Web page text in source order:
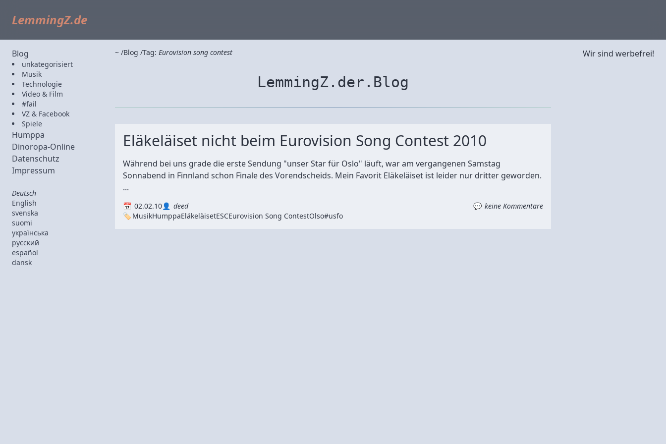
LemmingZ.de
Blog
unkategorisiert
Musik
Technologie
Video & Film
#fail
VZ & Facebook
Spiele
Humppa
Dinoropa-Online
Datenschutz
Impressum
Deutsch
English
svenska
suomi
українська
русский
español
dansk
~ Blog Tag: Eurovision song contest
LemmingZ.der.Blog
Eläkeläiset nicht beim Eurovision Song Contest 2010
Während bei uns grade die erste Sendung "unser Star für Oslo" läuft, war am vergangenen Samstag
Sonnabend in Finnland schon Finale des Vorendscheids. Mein Favorit Eläkeläiset ist leider nur dritter geworden.
...
02.02.10 deed
keine Kommentare
MusikHumppaEläkeläisetESCEurovision Song ContestOlso#usfo
Wir sind werbefrei!